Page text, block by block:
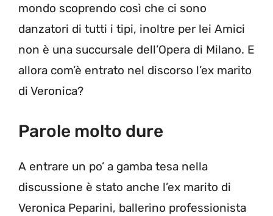
mondo scoprendo così che ci sono
danzatori di tutti i tipi, inoltre per lei Amici
non è una succursale dell’Opera di Milano. E
allora com’è entrato nel discorso l’ex marito
di Veronica?
Parole molto dure
A entrare un po’ a gamba tesa nella
discussione è stato anche l’ex marito di
Veronica Peparini, ballerino professionista